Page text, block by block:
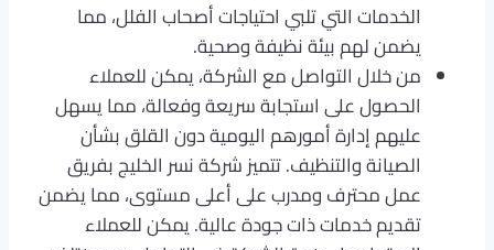
الخدمات التي تلبي احتياجات أصحاب الفلل، مما
يضمن لهم بيئة نظيفة وصحية.
من خلال التواصل مع الشركة، يمكن للعملاء
الحصول على استجابة سريعة وفعالة، مما يسهل
عليهم إدارة أمورهم اليومية دون القلق بشأن
الصيانة والتنظيف. تتميز شركة نسر الخليج بفريق
عمل محترف ومدرب على أعلى مستوى، مما يضمن
تقديم خدمات ذات جودة عالية. يمكن للعملاء